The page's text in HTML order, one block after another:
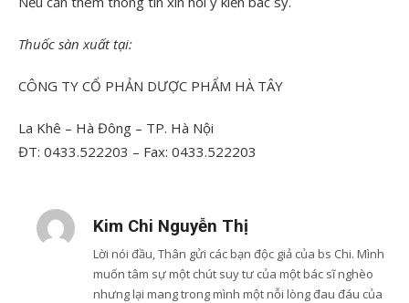
Thuốc sàn xuất tại:
CÔNG TY CỔ PHẢN DƯỢC PHẨM HÀ TÂY
La Khê – Hà Đông – TP. Hà Nội
ĐT: 0433.522203 – Fax: 0433.522203
Kim Chi Nguyễn Thị
Lời nói đầu, Thân gửi các bạn độc giả của bs Chi. Mình
muốn tâm sự một chút suy tư của một bác sĩ nghèo
nhưng lại mang trong mình một nỗi lòng đau đáu của